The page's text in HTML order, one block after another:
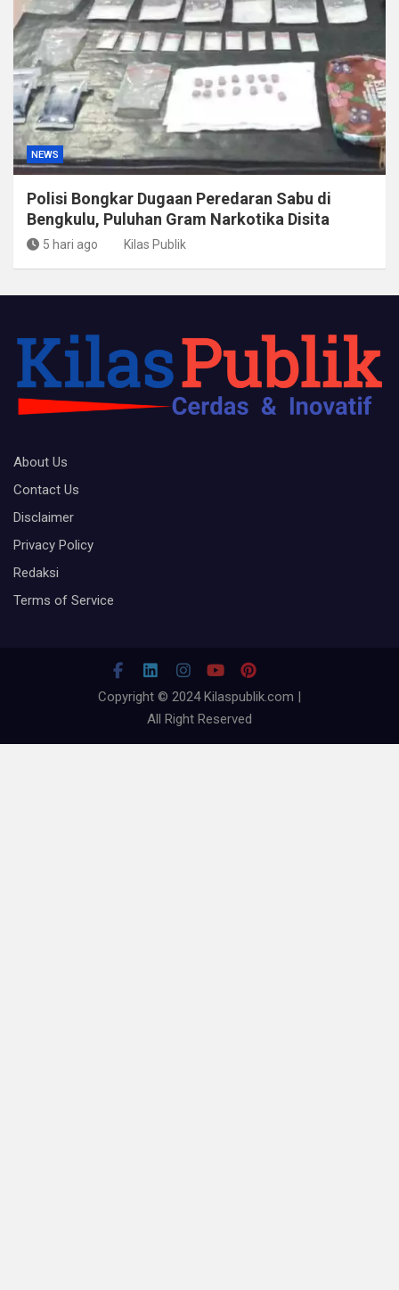
NEWS
Polisi Bongkar Dugaan Peredaran Sabu di
Bengkulu, Puluhan Gram Narkotika Disita
5 hari ago Kilas Publik
About Us
Contact Us
Disclaimer
Privacy Policy
Redaksi
Terms of Service
Copyright © 2024 Kilaspublik.com |
All Right Reserved